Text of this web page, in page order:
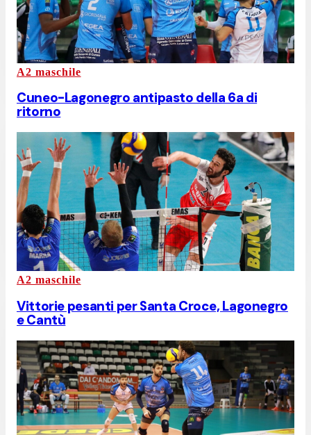
A2 maschile
Cuneo-Lagonegro antipasto della 6a di
ritorno
A2 maschile
Vittorie pesanti per Santa Croce, Lagonegro
e Cantù